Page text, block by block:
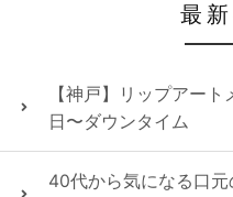
最
【神戸】リップアー
日〜ダウンタイム
40代から気になる口